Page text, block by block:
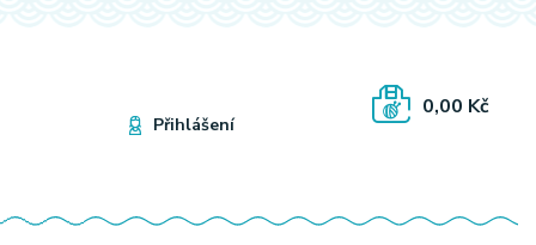
Přihlášení
0,00 Kč